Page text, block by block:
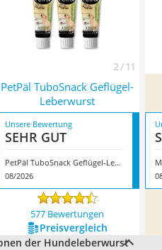
2 / 11
PetPäl TuboSnack Geflügel-
Leberwurst
Unsere Bewertung
SEHR GUT
PetPäl TuboSnack Geflügel-Leberwurst
08/2026
577 Bewertungen
Preis­vergleich
der Hundeleberwurst